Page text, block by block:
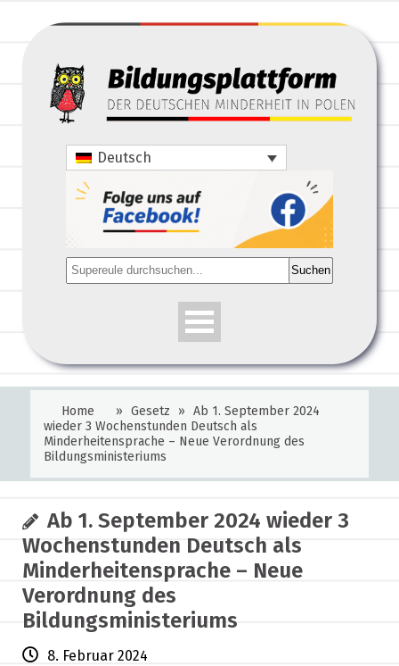
Deutsch
Suchen
Home » Gesetz » Ab 1. September 2024
wieder 3 Wochenstunden Deutsch als
Minderheitensprache – Neue Verordnung des
Bildungsministeriums
Ab 1. September 2024 wieder 3
Wochenstunden Deutsch als
Minderheitensprache – Neue
Verordnung des
Bildungsministeriums
8. Februar 2024